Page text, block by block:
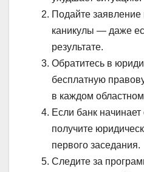
Подайте
каникулы — даже
результате.
Обратитесь в
бесплатную
в каждом
Если банк
получите
первого заседания.
Следите за